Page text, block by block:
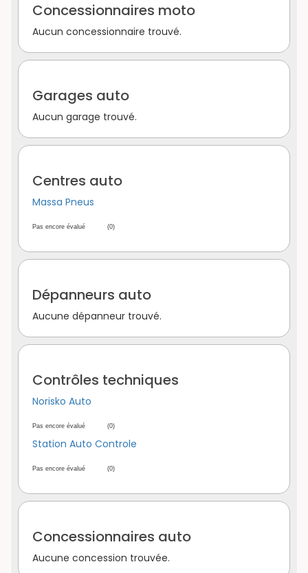
Concessionnaires moto
Aucun concessionnaire trouvé.
Garages auto
Aucun garage trouvé.
Centres auto
Massa Pneus
Pas encore évalué (0)
Dépanneurs auto
Aucune dépanneur trouvé.
Contrôles techniques
Norisko Auto
Pas encore évalué (0)
Station Auto Controle
Pas encore évalué (0)
Concessionnaires auto
Aucune concession trouvée.